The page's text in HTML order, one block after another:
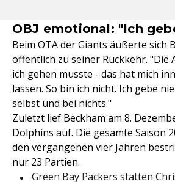
OBJ emotional: "Ich
Beim OTA der Giants äußerte sich
öffentlich zu seiner Rückkehr. "Die
ich gehen musste - das hat mich
lassen. So bin ich nicht. Ich gebe
selbst und bei nichts."
Zuletzt lief Beckham am 8.
Dolphins auf. Die gesamte Saison
den vergangenen vier Jahren
nur 23 Partien.
Green Bay Packers statten